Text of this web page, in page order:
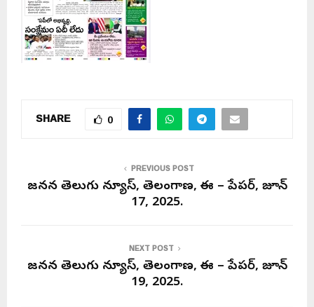
SHARE 0
PREVIOUS POST
జనసేన తెలుగు న్యూస్, తెలంగాణ, ఈ – పేపర్, జూన్
17, 2025.
NEXT POST
జనసేన తెలుగు న్యూస్, తెలంగాణ, ఈ – పేపర్, జూన్
19, 2025.